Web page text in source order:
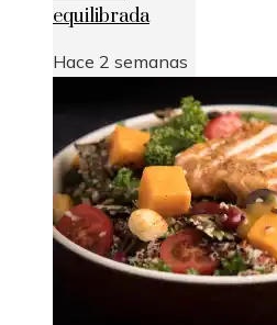
equilibrada
Hace 2 semanas